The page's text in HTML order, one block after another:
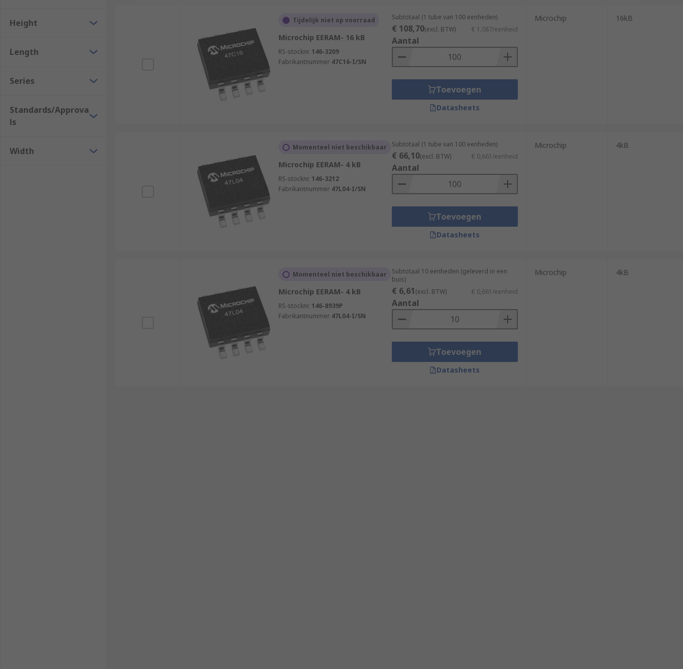
Height
Length
Series
Standards/Approva
ls
Width
Tijdelijk niet op voorraad
Microchip EERAM- 16 kB
RS-stocknr. 146-3209
Fabrikantnummer 47C16-I/SN
Subtotaal (1 tube van 100 eenheden)
€ 108,70(excl. BTW) € 1,087/eenheid
Aantal
Toevoegen
Datasheets
Microchip 16kB
Momenteel niet beschikbaar
Microchip EERAM- 4 kB
RS-stocknr. 146-3212
Fabrikantnummer 47L04-I/SN
Subtotaal (1 tube van 100 eenheden)
€ 66,10(excl. BTW) € 0,661/eenheid
Aantal
Toevoegen
Datasheets
Microchip 4kB
Momenteel niet beschikbaar
Microchip EERAM- 4 kB
RS-stocknr. 146-8939P
Fabrikantnummer 47L04-I/SN
Subtotaal 10 eenheden (geleverd in een
buis)
€ 6,61(excl. BTW) € 0,661/eenheid
Aantal
Toevoegen
Datasheets
Microchip 4kB